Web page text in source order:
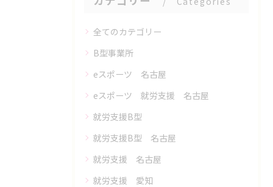
全てのカテゴリー
B型事業所
eスポーツ 名古屋
eスポーツ 就労支援 名古屋
就労支援B型
就労支援B型 名古屋
就労支援 名古屋
就労支援 愛知